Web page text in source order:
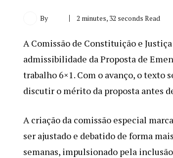
By 2 minutes, 32 seconds Read
A Comissão de Constituição e
admissibilidade da Proposta de
trabalho 6×1. Com o avanço, o texto
discutir o mérito da proposta antes
A criação da comissão especial
ser ajustado e debatido de forma
semanas, impulsionado pela